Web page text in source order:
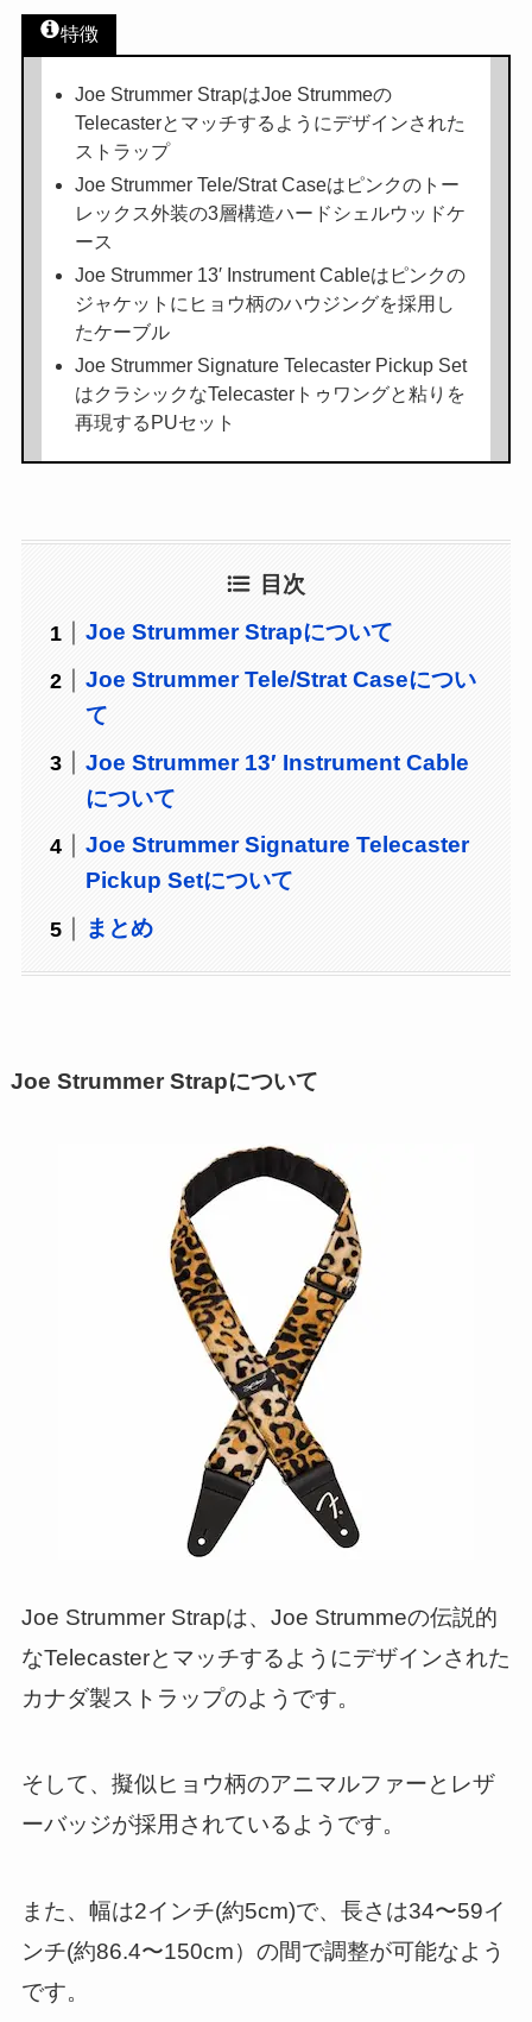
特徴
Joe Strummer StrapはJoe Strummeの
Telecasterとマッチするようにデザインされた
ストラップ
Joe Strummer Tele/Strat Caseはピンクのトー
レックス外装の3層構造ハードシェルウッドケ
ース
Joe Strummer 13′ Instrument Cableはピンクの
ジャケットにヒョウ柄のハウジングを採用し
たケーブル
Joe Strummer Signature Telecaster Pickup Set
はクラシックなTelecasterトゥワングと粘りを
再現するPUセット
目次
Joe Strummer Strapについて
Joe Strummer Tele/Strat Caseについ
て
Joe Strummer 13′ Instrument Cable
について
Joe Strummer Signature Telecaster
Pickup Setについて
まとめ
Joe Strummer Strapについて
Joe Strummer Strapは、Joe Strummeの伝説的
なTelecasterとマッチするようにデザインされた
カナダ製ストラップのようです。
そして、擬似ヒョウ柄のアニマルファーとレザ
ーバッジが採用されているようです。
また、幅は2インチ(約5cm)で、長さは34〜59イ
ンチ(約86.4〜150cm）の間で調整が可能なよう
です。